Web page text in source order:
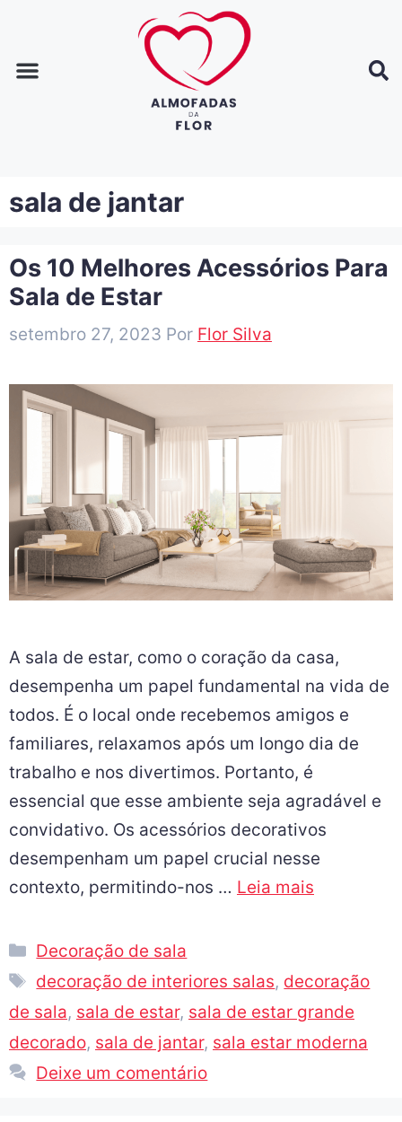
sala de jantar
Os 10 Melhores Acessórios Para
Sala de Estar
setembro 27, 2023 Por Flor Silva
A sala de estar, como o coração da casa,
desempenha um papel fundamental na vida de
todos. É o local onde recebemos amigos e
familiares, relaxamos após um longo dia de
trabalho e nos divertimos. Portanto, é
essencial que esse ambiente seja agradável e
convidativo. Os acessórios decorativos
desempenham um papel crucial nesse
contexto, permitindo-nos … Leia mais
Decoração de sala
decoração de interiores salas, decoração
de sala, sala de estar, sala de estar grande
decorado, sala de jantar, sala estar moderna
Deixe um comentário